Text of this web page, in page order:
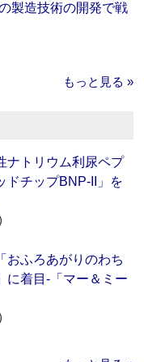
製造技術の開発で戦
もっと見る »
ナトリウム利尿ペプ
ドチップBNP-II」を
おふろあがりのわち
に着目‐「マー＆ミー